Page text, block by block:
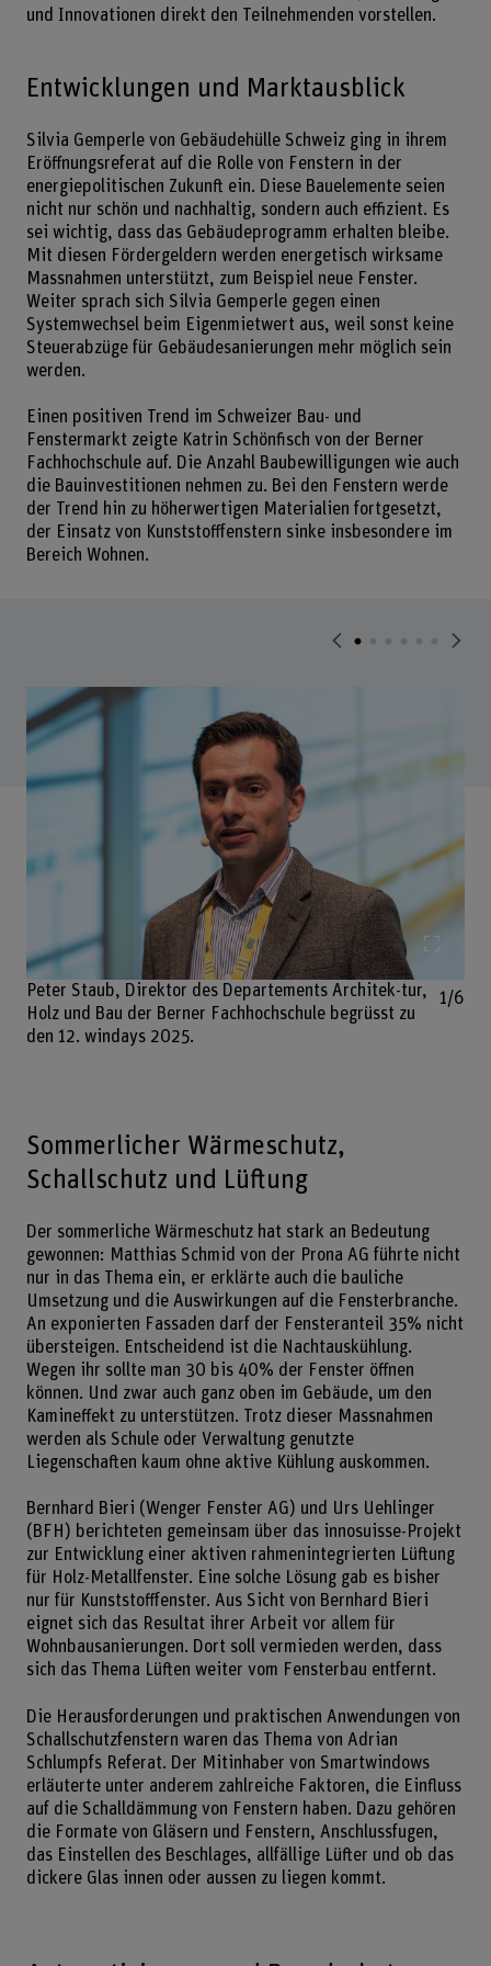
und Innovationen direkt den Teilnehmenden vorstellen.
Entwicklungen und Marktausblick
Silvia Gemperle von Gebäudehülle Schweiz ging in ihrem
Eröffnungsreferat auf die Rolle von Fenstern in der
energiepolitischen Zukunft ein. Diese Bauelemente seien
nicht nur schön und nachhaltig, sondern auch effizient. Es
sei wichtig, dass das Gebäudeprogramm erhalten bleibe.
Mit diesen Fördergeldern werden energetisch wirksame
Massnahmen unterstützt, zum Beispiel neue Fenster.
Weiter sprach sich Silvia Gemperle gegen einen
Systemwechsel beim Eigenmietwert aus, weil sonst keine
Steuerabzüge für Gebäudesanierungen mehr möglich sein
werden.
Einen positiven Trend im Schweizer Bau- und
Fenstermarkt zeigte Katrin Schönfisch von der Berner
Fachhochschule auf. Die Anzahl Baubewilligungen wie auch
die Bauinvestitionen nehmen zu. Bei den Fenstern werde
der Trend hin zu höherwertigen Materialien fortgesetzt,
der Einsatz von Kunststofffenstern sinke insbesondere im
Bereich Wohnen.
Peter Staub, Direktor des Departements Architek-tur,
Holz und Bau der Berner Fachhochschule begrüsst zu
den 12. windays 2025.
1/6
Sommerlicher Wärmeschutz,
Schallschutz und Lüftung
Der sommerliche Wärmeschutz hat stark an Bedeutung
gewonnen: Matthias Schmid von der Prona AG führte nicht
nur in das Thema ein, er erklärte auch die bauliche
Umsetzung und die Auswirkungen auf die Fensterbranche.
An exponierten Fassaden darf der Fensteranteil 35% nicht
übersteigen. Entscheidend ist die Nachtauskühlung.
Wegen ihr sollte man 30 bis 40% der Fenster öffnen
können. Und zwar auch ganz oben im Gebäude, um den
Kamineffekt zu unterstützen. Trotz dieser Massnahmen
werden als Schule oder Verwaltung genutzte
Liegenschaften kaum ohne aktive Kühlung auskommen.
Bernhard Bieri (Wenger Fenster AG) und Urs Uehlinger
(BFH) berichteten gemeinsam über das innosuisse-Projekt
zur Entwicklung einer aktiven rahmenintegrierten Lüftung
für Holz-Metallfenster. Eine solche Lösung gab es bisher
nur für Kunststofffenster. Aus Sicht von Bernhard Bieri
eignet sich das Resultat ihrer Arbeit vor allem für
Wohnbausanierungen. Dort soll vermieden werden, dass
sich das Thema Lüften weiter vom Fensterbau entfernt.
Die Herausforderungen und praktischen Anwendungen von
Schallschutzfenstern waren das Thema von Adrian
Schlumpfs Referat. Der Mitinhaber von Smartwindows
erläuterte unter anderem zahlreiche Faktoren, die Einfluss
auf die Schalldämmung von Fenstern haben. Dazu gehören
die Formate von Gläsern und Fenstern, Anschlussfugen,
das Einstellen des Beschlages, allfällige Lüfter und ob das
dickere Glas innen oder aussen zu liegen kommt.